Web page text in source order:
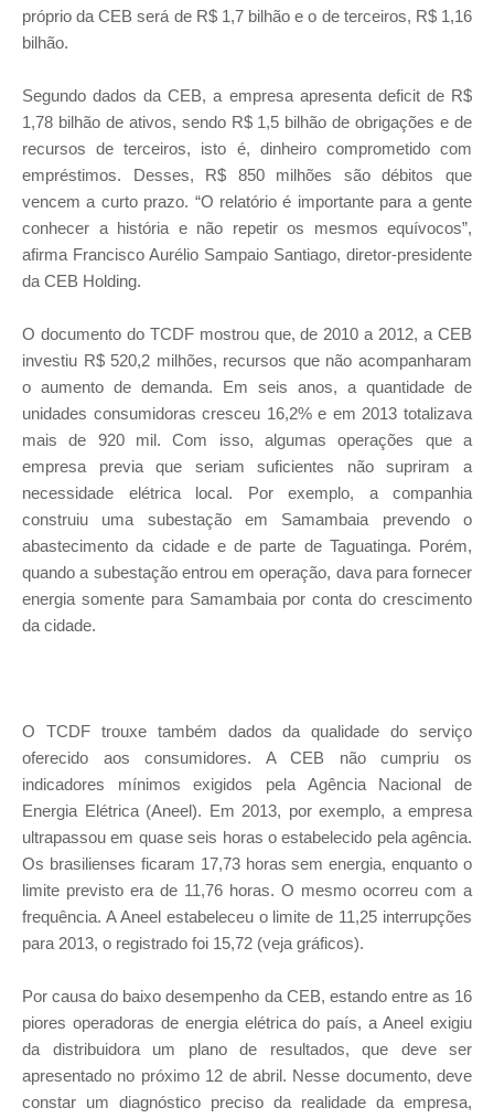
próprio da CEB será de R$ 1,7 bilhão e o de terceiros, R$ 1,16
bilhão.
Segundo dados da CEB, a empresa apresenta deficit de R$
1,78 bilhão de ativos, sendo R$ 1,5 bilhão de obrigações e de
recursos de terceiros, isto é, dinheiro comprometido com
empréstimos. Desses, R$ 850 milhões são débitos que
vencem a curto prazo. “O relatório é importante para a gente
conhecer a história e não repetir os mesmos equívocos”,
afirma Francisco Aurélio Sampaio Santiago, diretor-presidente
da CEB Holding.
O documento do TCDF mostrou que, de 2010 a 2012, a CEB
investiu R$ 520,2 milhões, recursos que não acompanharam
o aumento de demanda. Em seis anos, a quantidade de
unidades consumidoras cresceu 16,2% e em 2013 totalizava
mais de 920 mil. Com isso, algumas operações que a
empresa previa que seriam suficientes não supriram a
necessidade elétrica local. Por exemplo, a companhia
construiu uma subestação em Samambaia prevendo o
abastecimento da cidade e de parte de Taguatinga. Porém,
quando a subestação entrou em operação, dava para fornecer
energia somente para Samambaia por conta do crescimento
da cidade.
O TCDF trouxe também dados da qualidade do serviço
oferecido aos consumidores. A CEB não cumpriu os
indicadores mínimos exigidos pela Agência Nacional de
Energia Elétrica (Aneel). Em 2013, por exemplo, a empresa
ultrapassou em quase seis horas o estabelecido pela agência.
Os brasilienses ficaram 17,73 horas sem energia, enquanto o
limite previsto era de 11,76 horas. O mesmo ocorreu com a
frequência. A Aneel estabeleceu o limite de 11,25 interrupções
para 2013, o registrado foi 15,72 (veja gráficos).
Por causa do baixo desempenho da CEB, estando entre as 16
piores operadoras de energia elétrica do país, a Aneel exigiu
da distribuidora um plano de resultados, que deve ser
apresentado no próximo 12 de abril. Nesse documento, deve
constar um diagnóstico preciso da realidade da empresa,